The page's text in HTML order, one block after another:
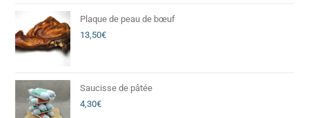
Plaque de peau de bœuf
13,50€
Saucisse de pâtée
4,30€